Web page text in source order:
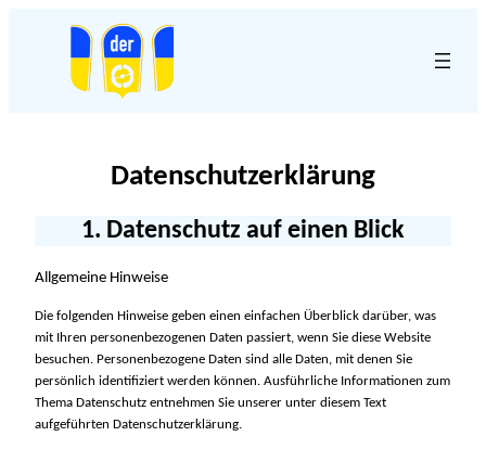
Datenschutz­erklärung
1. Datenschutz auf einen Blick
Allgemeine Hinweise
Die folgenden Hinweise geben einen einfachen Überblick darüber, was
mit Ihren personenbezogenen Daten passiert, wenn Sie diese Website
besuchen. Personenbezogene Daten sind alle Daten, mit denen Sie
persönlich identifiziert werden können. Ausführliche Informationen zum
Thema Datenschutz entnehmen Sie unserer unter diesem Text
aufgeführten Datenschutzerklärung.